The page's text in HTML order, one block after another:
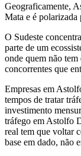
Geograficamente,
Mata e é
O Sudeste
parte de um
onde quem não tem
concorrentes que
Empresas em
tempos de tratar
investimento
tráfego em Astolfo
real tem que voltar
base em dado, não